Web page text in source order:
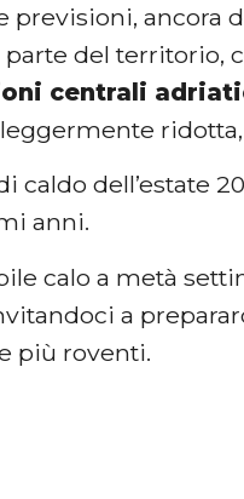
previsioni, ancora
parte del territorio,
centrali
caldo dell’estate
anni.
calo a metà
a
più roventi.